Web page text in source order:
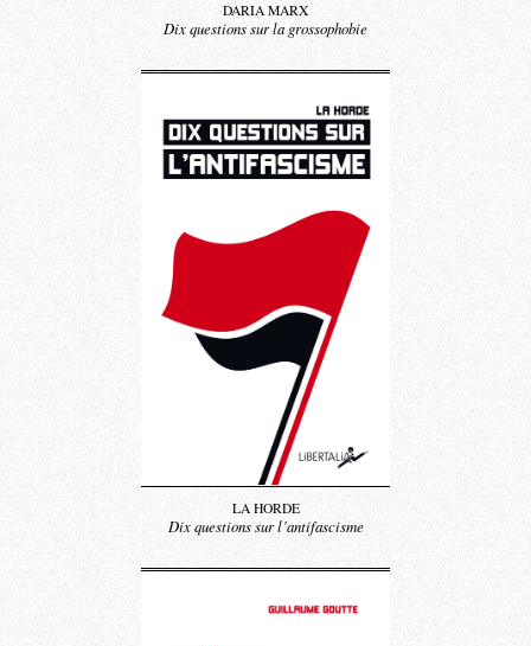
DARIA MARX
Dix questions sur la grossophobie
LA HORDE
Dix questions sur l’antifascisme